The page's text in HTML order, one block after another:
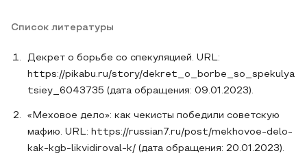
Список литературы
Декрет о борьбе со спекуляцией. URL:
https://pikabu.ru/story/dekret_o_borbe_so_spekulya
tsiey_6043735 (дата обращения: 09.01.2023).
«Меховое дело»: как чекисты победили советскую
мафию. URL: https://russian7.ru/post/mekhovoe-delo-
kak-kgb-likvidiroval-k/ (дата обращения: 20.01.2023).